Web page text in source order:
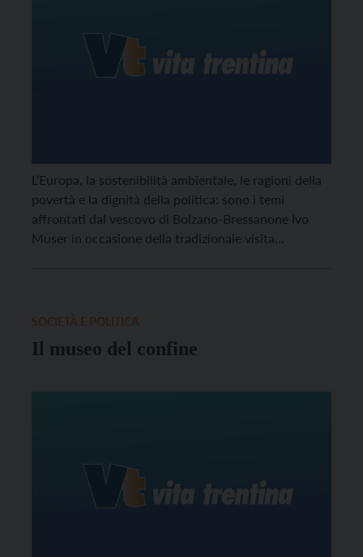
L’Europa, la sostenibilità ambientale, le ragioni della
povertà e la dignità della politica: sono i temi
affrontati dal vescovo di Bolzano-Bressanone Ivo
Muser in occasione della tradizionale visita
Il museo del confine